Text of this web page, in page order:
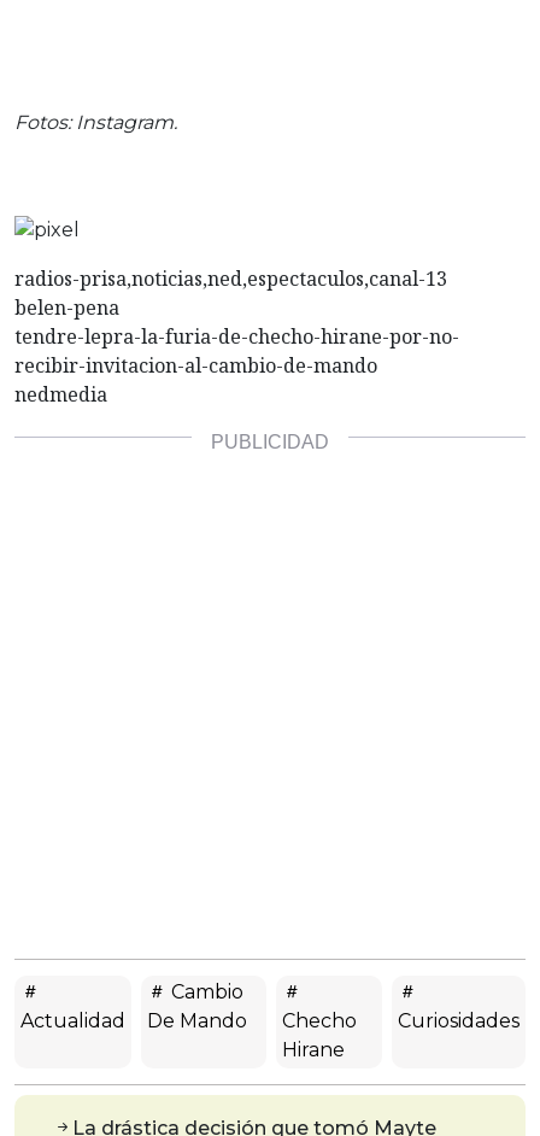
Fotos: Instagram.
radios-prisa,noticias,ned,espectaculos,canal-13
belen-pena
tendre-lepra-la-furia-de-checho-hirane-por-no-
recibir-invitacion-al-cambio-de-mando
nedmedia
Actualidad
Cambio
De Mando
Checho
Hirane
Curiosidades
La drástica decisión que tomó Mayte